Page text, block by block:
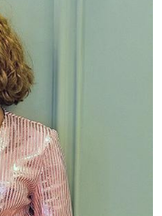
ChatGPT-ის
და
თან ეუბნება,
დედა